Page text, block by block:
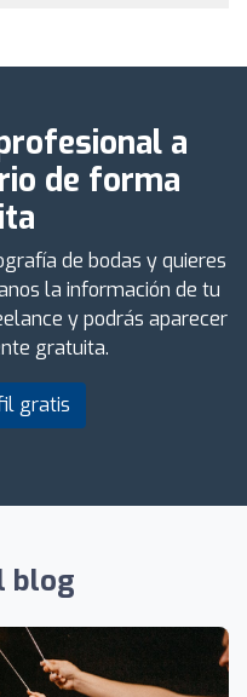
a
de forma
de bodas y quieres
la información de tu
y podrás aparecer
gratuita.
gratis
blog